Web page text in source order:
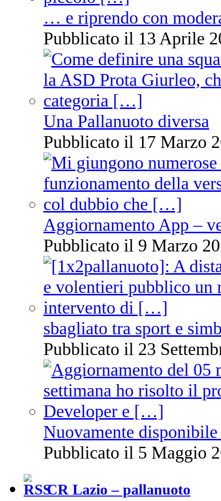
… e riprendo con
Pubblicato il 13 Aprile
Una Pallanuoto diversa
Pubblicato il 17 Marzo
Aggiornamento App –
Pubblicato il 9 Marzo
sbagliato tra sport e
Pubblicato il 23
Nuovamente
Pubblicato il 5 Maggio
CR Lazio – pallanuoto